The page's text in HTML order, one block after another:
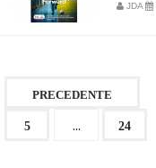
JDA
PRECEDENTE
5 ... 24